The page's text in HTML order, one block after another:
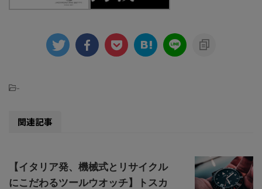
-
関連記事
【イタリア発、機械式とリサイクル
にこだわるツールウオッチ】トスカ